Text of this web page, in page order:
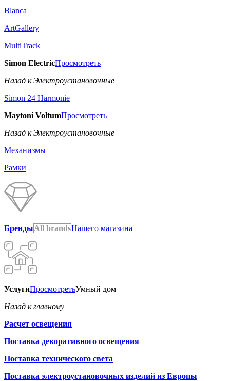
Blanca
ArtGallery
MultiTrack
Simon ElectricПросмотреть
Назад к Электроустановочные
Simon 24 Harmonie
Maytoni VoltumПросмотреть
Назад к Электроустановочные
Механизмы
Рамки
БрендыAll brandsНашего магазина
УслугиПросмотретьУмный дом
Назад к главному
Расчет освещения
Поставка декоративного освещения
Поставка технического света
Поставка электроустановочных изделий из Европы